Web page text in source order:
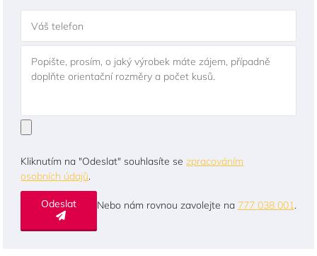
Váš telefon
Popište, prosím, o jaký výrobek máte zájem, případně
doplňte orientační rozměry a počet kusů.
Kliknutím na "Odeslat" souhlasíte sezpracováním
osobních údajů.
Nebo nám rovnou zavolejte na 777 038 001.